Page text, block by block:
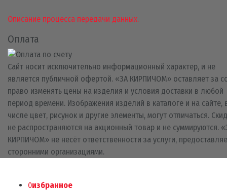
Описание процесса передачи данных.
Оплата
Сайт носит исключительно информационный характер, и не
является публичной офертой. «ЗА КИРПИЧОМ» оставляет за
право изменять цены на изделия и условия доставки в любой
период времени. Изображения изделий в каталоге и на сайте,
числе цвет, рисунок и другие элементы, могут отличаться.
не распространяются на акционный товар и не суммируются.
КИРПИЧОМ» не несёт ответственности за услуги,
сторонними организациями.
0избранное